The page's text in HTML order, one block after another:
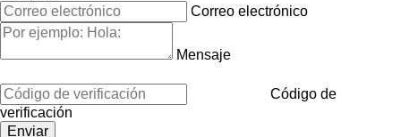
Correo electrónico
Mensaje
Código de
verificación